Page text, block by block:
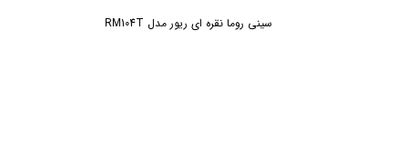
سینی روما نقره ای ریور مدل RM104T